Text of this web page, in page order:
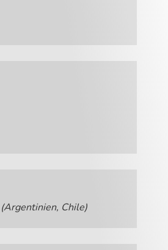
(Argentinien, Chile)